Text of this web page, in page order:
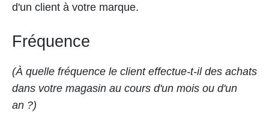
d'un client à votre marque.
Fréquence
(À quelle fréquence le client effectue-t-il des achats
dans votre magasin au cours d'un mois ou d'un
an ?)